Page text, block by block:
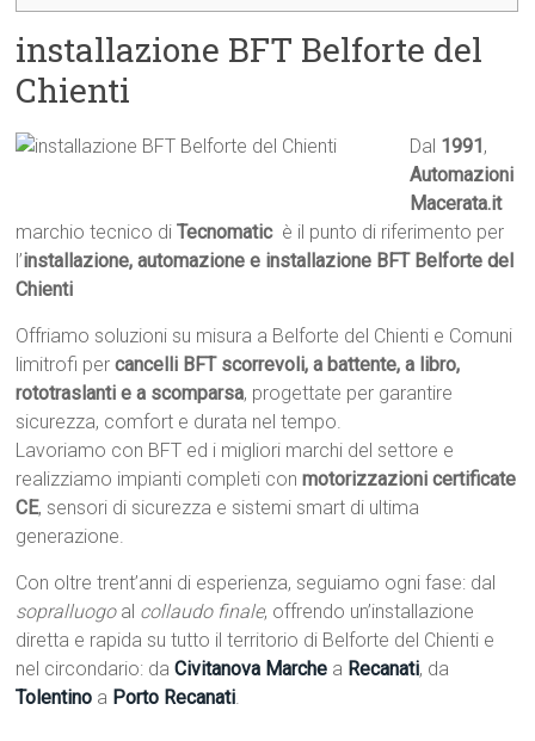
installazione BFT Belforte del
Chienti
Dal 1991 ,
Automazioni
Macerata.it
marchio tecnico diTecnomatic  è il punto di riferimento per
l’installazione, automazione e installazione BFT Belforte del
Chienti
Offriamo soluzioni su misura a Belforte del Chienti e Comuni
limitrofi percancelli BFT scorrevoli, a battente, a libro,
rototraslanti e a scomparsa, progettate per garantire
sicurezza, comfort e durata nel tempo.
Lavoriamo con BFT ed i migliori marchi del settore e
realizziamo impianti completi conmotorizzazioni certificate
CE, sensori di sicurezza e sistemi smart di ultima
generazione.
Con oltre trent’anni di esperienza, seguiamo ogni fase: dal
sopralluogo al collaudo finale, offrendo un’installazione
diretta e rapida su tutto il territorio di Belforte del Chienti e
nel circondario: daCivitanova Marche a Recanati, da
Tolentino a Porto Recanati.